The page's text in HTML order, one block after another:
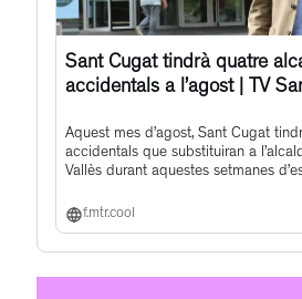
Sant Cugat tindrà quatre
accidentals a l’agost | TV
Aquest mes d’agost, Sant Cugat
accidentals que substituiran a
Vallès durant aquestes setmanes
f.mtr.cool